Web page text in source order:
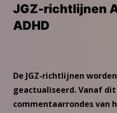
JGZ-richtlijnen
ADHD
De JGZ-richtlijnen
geactualiseerd. Vanaf
commentaarrondes van